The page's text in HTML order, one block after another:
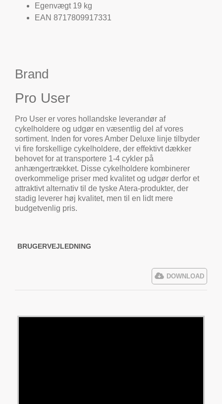
Egenvægt 19 kg
EAN 8717809917331
Brand
Pro User
Pro User er vores hollandske leverandør af
cykelholdere og udgør en væsentlig del af vores
sortiment. Inden for vores Amber Deluxe linje tilbyder
vi fire forskellige cykelholdere, der effektivt dækker
behovet for at transportere 1-4 cykler på
anhængertrækket. Disse cykelholdere kombinerer
overkommelige priser med kvalitet og udgør derfor et
attraktivt alternativ til de tyske Atera-produkter, der
stadig leverer høj kvalitet, men til en lidt mere
budgetvenlig pris.
BRUGERVEJLEDNING
DOWNLOAD